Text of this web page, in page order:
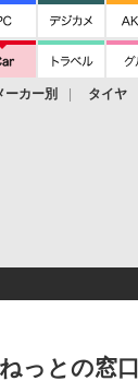
ーカー別 タイヤ
っとの窓